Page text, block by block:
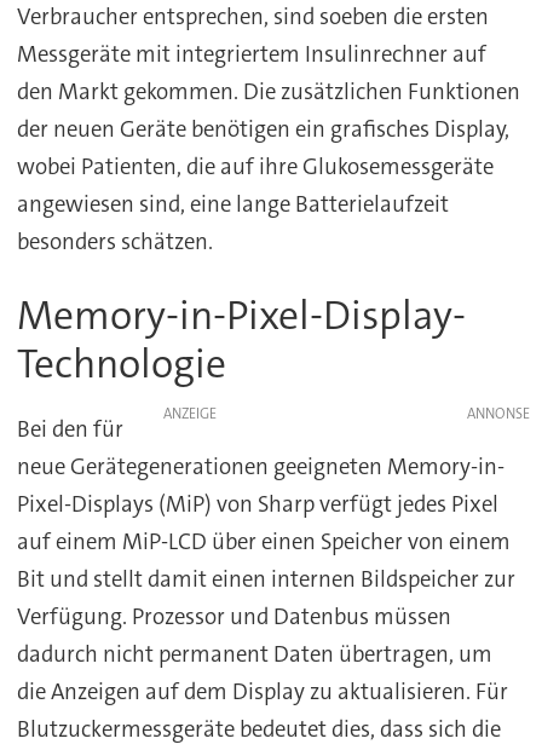
Verbraucher entsprechen, sind soeben die ersten
Messgeräte mit integriertem Insulinrechner auf
den Markt gekommen. Die zusätzlichen Funktionen
der neuen Geräte benötigen ein grafisches Display,
wobei Patienten, die auf ihre Glukosemessgeräte
angewiesen sind, eine lange Batterielaufzeit
besonders schätzen.
Memory-in-Pixel-Display-
Technologie
ANZEIGE
Bei den für
neue Gerätegenerationen geeigneten Memory-in-
Pixel-Displays (MiP) von Sharp verfügt jedes Pixel
auf einem MiP-LCD über einen Speicher von einem
Bit und stellt damit einen internen Bildspeicher zur
Verfügung. Prozessor und Datenbus müssen
dadurch nicht permanent Daten übertragen, um
die Anzeigen auf dem Display zu aktualisieren. Für
Blutzuckermessgeräte bedeutet dies, dass sich die